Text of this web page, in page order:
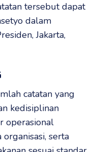
tersebut dapat
dalam
Jakarta,
catatan yang
kedisiplinan
operasional
serta